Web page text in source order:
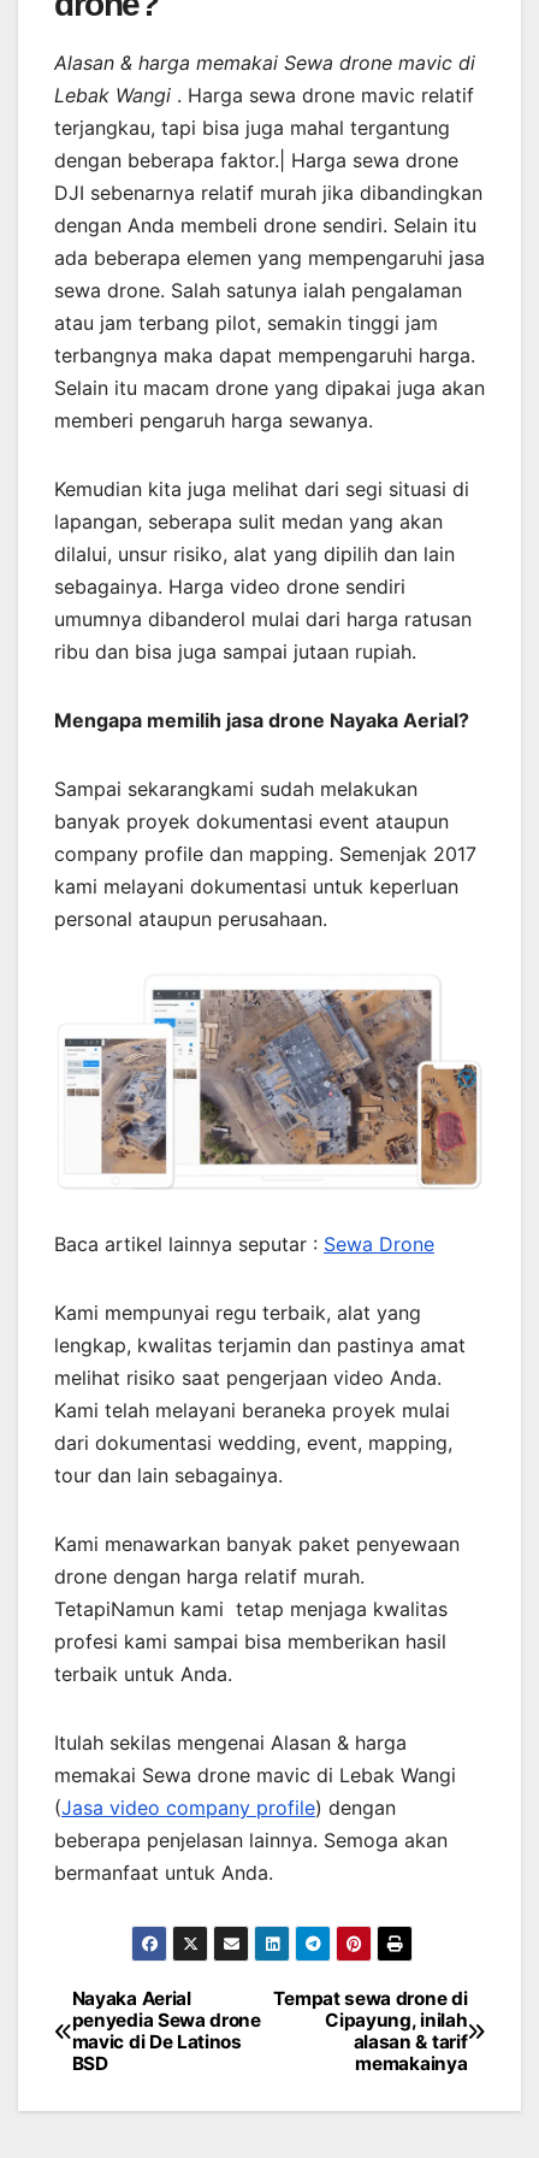
Alasan & harga memakai Sewa drone mavic di
Lebak Wangi . Harga sewa drone mavic relatif
terjangkau, tapi bisa juga mahal tergantung
dengan beberapa faktor.| Harga sewa drone
DJI sebenarnya relatif murah jika dibandingkan
dengan Anda membeli drone sendiri. Selain itu
ada beberapa elemen yang mempengaruhi jasa
sewa drone. Salah satunya ialah pengalaman
atau jam terbang pilot, semakin tinggi jam
terbangnya maka dapat mempengaruhi harga.
Selain itu macam drone yang dipakai juga akan
memberi pengaruh harga sewanya.
Kemudian kita juga melihat dari segi situasi di
lapangan, seberapa sulit medan yang akan
dilalui, unsur risiko, alat yang dipilih dan lain
sebagainya. Harga video drone sendiri
umumnya dibanderol mulai dari harga ratusan
ribu dan bisa juga sampai jutaan rupiah.
Mengapa memilih jasa drone Nayaka Aerial?
Sampai sekarangkami sudah melakukan
banyak proyek dokumentasi event ataupun
company profile dan mapping. Semenjak 2017
kami melayani dokumentasi untuk keperluan
personal ataupun perusahaan.
Baca artikel lainnya seputar : Sewa Drone
Kami mempunyai regu terbaik, alat yang
lengkap, kwalitas terjamin dan pastinya amat
melihat risiko saat pengerjaan video Anda.
Kami telah melayani beraneka proyek mulai
dari dokumentasi wedding, event, mapping,
tour dan lain sebagainya.
Kami menawarkan banyak paket penyewaan
drone dengan harga relatif murah.
TetapiNamun kami tetap menjaga kwalitas
profesi kami sampai bisa memberikan hasil
terbaik untuk Anda.
Itulah sekilas mengenai Alasan & harga
memakai Sewa drone mavic di Lebak Wangi
(Jasa video company profile) dengan
beberapa penjelasan lainnya. Semoga akan
bermanfaat untuk Anda.
Post
navigation
Tempat sewa drone di
Cipayung, inilah
alasan & tarif
memakainya
Nayaka Aerial
penyedia Sewa drone
mavic di De Latinos
BSD